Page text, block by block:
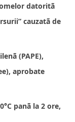
datoritã
cauzatã de
(PAPE),
aprobate
panã la 2 ore,